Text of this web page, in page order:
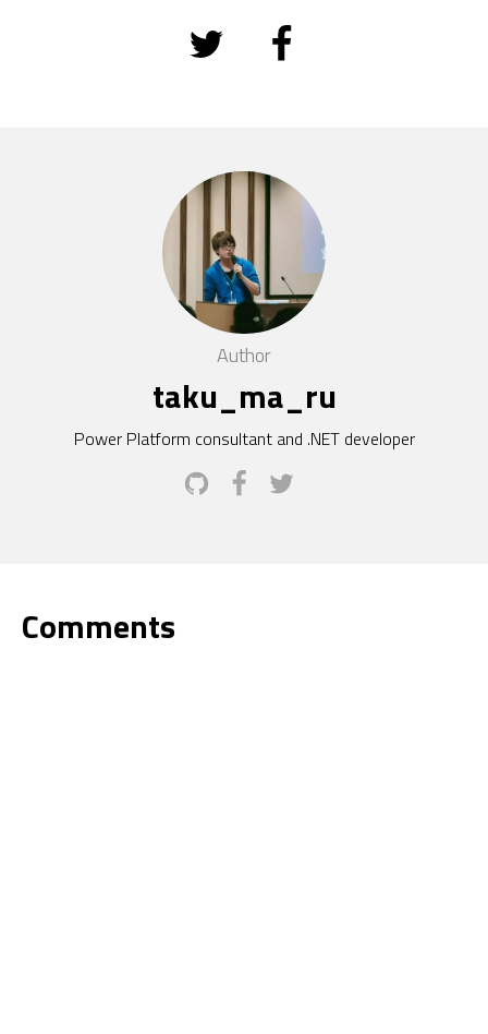
Author
taku_ma_ru
Power Platform consultant and .NET developer
Comments